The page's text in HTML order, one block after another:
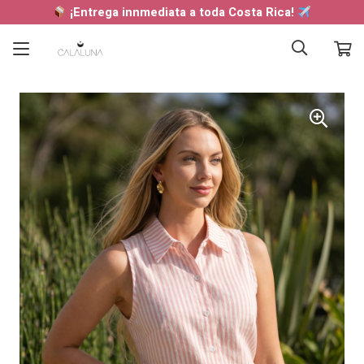
¡Entrega innmediata a toda Costa Rica!